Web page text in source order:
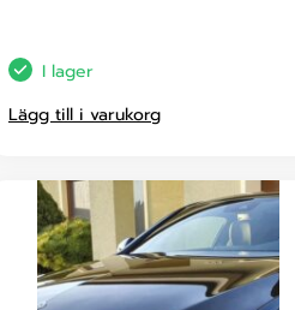
I lager
Lägg till i varukorg